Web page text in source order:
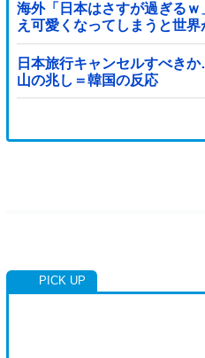
海外「日本はさすが過ぎる
え可愛くなってしまうと世界
日本旅行キャンセルすべき
山の兆し＝韓国の反応